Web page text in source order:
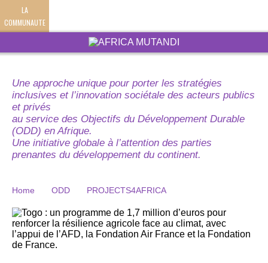
LA
COMMUNAUTE
Une approche unique pour porter les stratégies
inclusives et l’innovation sociétale des acteurs publics
et privés
au service des Objectifs du Développement Durable
(ODD) en Afrique.
Une initiative globale à l’attention des parties
prenantes du développement du continent.
Home ODD PROJECTS4AFRICA